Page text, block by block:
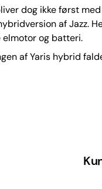
dog ikke først
af Jazz.
elmotor og batteri.
af Yaris hybrid